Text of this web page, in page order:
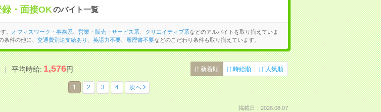
・面接OKのバイト一覧
。 オフィスワーク・事務系 営業・販売・サービス系 クリエイティブ系などのアルバイトを取り揃えていま
条件の他に、 交通費別途支給あり 英語力不要、 履歴書不要などのこだわり条件も取り揃えています。
平均時給:1,576円 新着順 時給順 人気順
1 2 3 4 次へ
掲載日：2026.08.07